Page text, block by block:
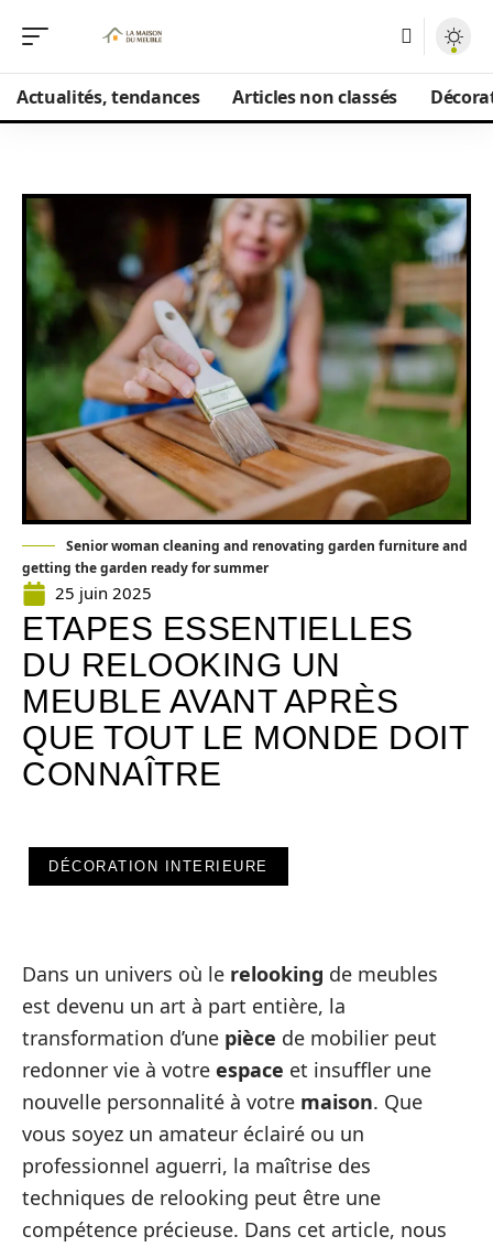
Actualités, tendances Articles non classés
Senior woman cleaning and renovating garden furniture and
getting the garden ready for summer
25 juin 2025
ETAPES ESSENTIELLES
DU RELOOKING UN
MEUBLE AVANT APRÈS
QUE TOUT LE MONDE DOIT
CONNAÎTRE
DÉCORATION INTERIEURE
Dans un univers où le relooking de meubles
est devenu un art à part entière, la
transformation d’une pièce de mobilier peut
redonner vie à votre espace et insuffler une
nouvelle personnalité à votre maison. Que
vous soyez un amateur éclairé ou un
professionnel aguerri, la maîtrise des
techniques de relooking peut être une
compétence précieuse. Dans cet article, nous